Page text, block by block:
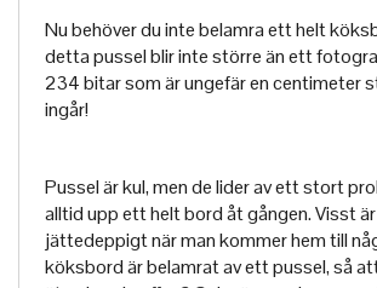
Nu behöver du inte belamra ett helt
detta pussel blir inte större än ett
234 bitar som är ungefär en centimeter
ingår!
Pussel är kul, men de lider av ett stort
alltid upp ett helt bord åt gången. Visst
jättedeppigt när man kommer hem till
köksbord är belamrat av ett pussel, så